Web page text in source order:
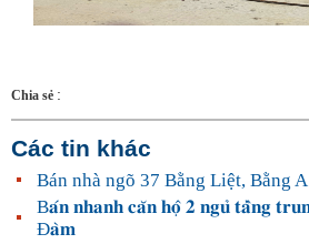
Chia sẻ :
Các tin khác
Bán nhà ngõ 37 Bằng Liệt, Bằng
B𝐚́𝐧 𝐧𝐡𝐚𝐧𝐡 𝐜𝐚̆𝐧 𝐡𝐨̣̂ 𝟐 𝐧𝐠𝐮̉ 𝐭𝐚̂̀𝐧𝐠
Đ𝐚̀𝐦